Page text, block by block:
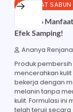
MANFAAT SABUN
Inilah 26
Efek Samping!
Ananya Renjana
Produk
mencerahkan
bekerja dengan
melanin tanpa
kulit. Formulasi
telah teruji secara